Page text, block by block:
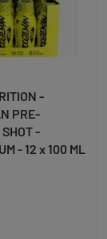
-
PRE-
-
- 12 x 100 ML